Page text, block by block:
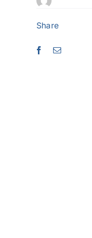
Share